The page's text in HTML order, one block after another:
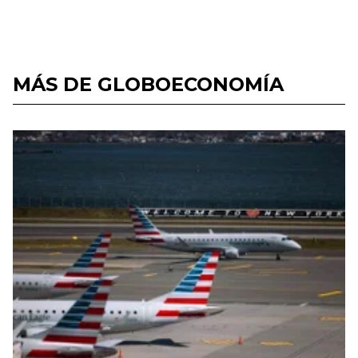
MÁS DE GLOBOECONOMÍA